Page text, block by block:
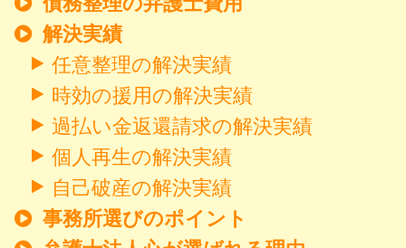
解決実績
任意整理の解決実績
時効の援用の解決実績
過払い金返還請求の解決実績
個人再生の解決実績
自己破産の解決実績
事務所選びのポイント